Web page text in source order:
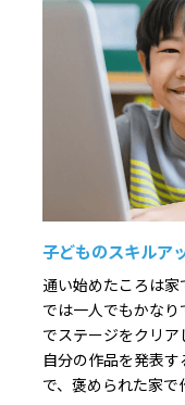
子どものスキルア
通い始めたころは
では一人でもかな
でステージをクリ
自分の作品を発表
で、褒められた家で